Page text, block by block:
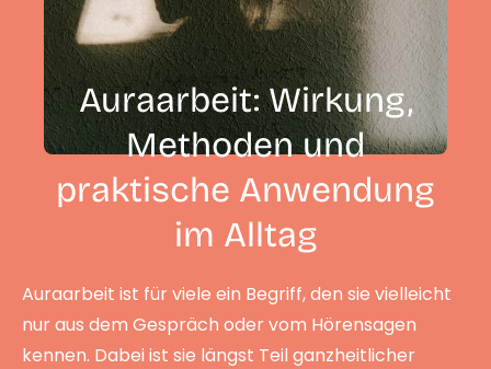
Auraarbeit: Wirkung,
Methoden und
praktische Anwendung
im Alltag
Auraarbeit ist für viele ein Begriff, den sie vielleicht
nur aus dem Gespräch oder vom Hörensagen
kennen. Dabei ist sie längst Teil ganzheitlicher